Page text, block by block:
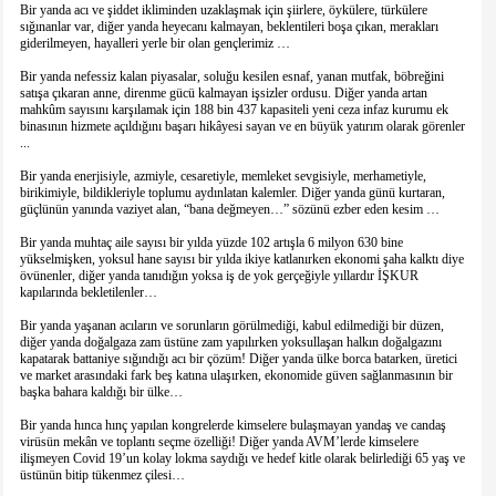
Bir yanda acı ve şiddet ikliminden uzaklaşmak için şiirlere, öykülere, türkülere
sığınanlar var, diğer yanda heyecanı kalmayan, beklentileri boşa çıkan, merakları
giderilmeyen, hayalleri yerle bir olan gençlerimiz …
Bir yanda nefessiz kalan piyasalar, soluğu kesilen esnaf, yanan mutfak, böbreğini
satışa çıkaran anne, direnme gücü kalmayan işsizler ordusu. Diğer yanda artan
mahkûm sayısını karşılamak için 188 bin 437 kapasiteli yeni ceza infaz kurumu ek
binasının hizmete açıldığını başarı hikâyesi sayan ve en büyük yatırım olarak görenler
...
Bir yanda enerjisiyle, azmiyle, cesaretiyle, memleket sevgisiyle, merhametiyle,
birikimiyle, bildikleriyle toplumu aydınlatan kalemler. Diğer yanda günü kurtaran,
güçlünün yanında vaziyet alan, “bana değmeyen…” sözünü ezber eden kesim …
Bir yanda muhtaç aile sayısı bir yılda yüzde 102 artışla 6 milyon 630 bine
yükselmişken, yoksul hane sayısı bir yılda ikiye katlanırken ekonomi şaha kalktı diye
övünenler, diğer yanda tanıdığın yoksa iş de yok gerçeğiyle yıllardır İŞKUR
kapılarında bekletilenler…
Bir yanda yaşanan acıların ve sorunların görülmediği, kabul edilmediği bir düzen,
diğer yanda doğalgaza zam üstüne zam yapılırken yoksullaşan halkın doğalgazını
kapatarak battaniye sığındığı acı bir çözüm! Diğer yanda ülke borca batarken, üretici
ve market arasındaki fark beş katına ulaşırken, ekonomide güven sağlanmasının bir
başka bahara kaldığı bir ülke…
Bir yanda hınca hınç yapılan kongrelerde kimselere bulaşmayan yandaş ve candaş
virüsün mekân ve toplantı seçme özelliği! Diğer yanda AVM’lerde kimselere
ilişmeyen Covid 19’un kolay lokma saydığı ve hedef kitle olarak belirlediği 65 yaş ve
üstünün bitip tükenmez çilesi…